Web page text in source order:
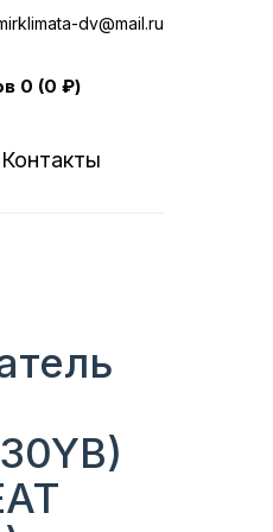
dv@mail.ru
0 (0 ₽)
Контакты